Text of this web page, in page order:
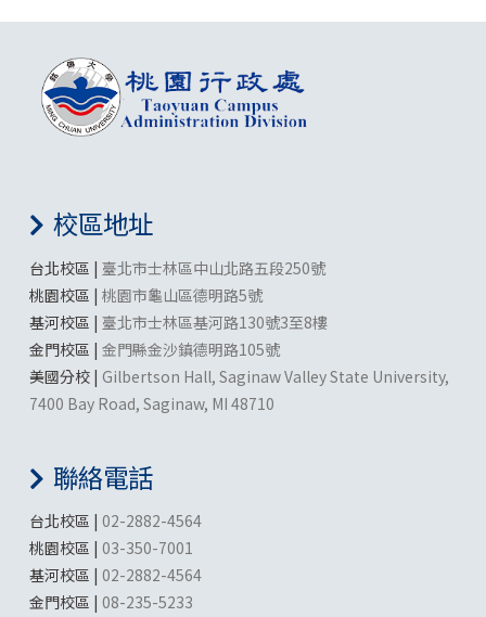
校區地址
台北校區 | 臺北市士林區中山北路五段250號
桃園校區 | 桃園市龜山區德明路5號
基河校區 | 臺北市士林區基河路130號3至8樓
金門校區 | 金門縣金沙鎮德明路105號
美國分校 | Gilbertson Hall, Saginaw Valley State University,
7400 Bay Road, Saginaw, MI 48710
聯絡電話
台北校區 | 02-2882-4564
桃園校區 | 03-350-7001
基河校區 | 02-2882-4564
金門校區 | 08-235-5233